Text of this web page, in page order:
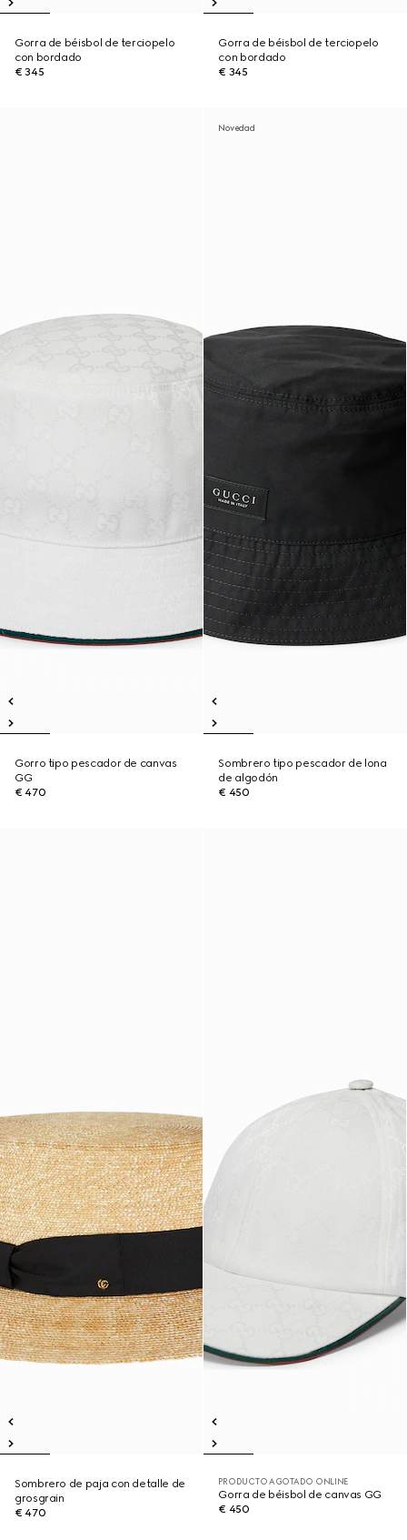
Gorra de béisbol de terciopelo
con bordado
€ 345
Gorra de béisbol de terciopelo
con bordado
€ 345
Gorro tipo pescador de canvas
GG
€ 470
Novedad
Sombrero tipo pescador de lona
de algodón
€ 450
Sombrero de paja con detalle de
grosgrain
€ 470
PRODUCTO AGOTADO ONLINE
Gorra de béisbol de canvas GG
€ 450